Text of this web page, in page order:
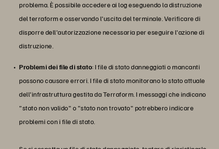
problema. È possibile accedere ai log eseguendo la distruzione
del terraform e osservando l'uscita del terminale. Verificare di
disporre dell'autorizzazione necessaria per eseguire l'azione di
distruzione.
Problemi dei file di stato: I file di stato danneggiati o mancanti
possono causare errori. I file di stato monitorano lo stato attuale
dell'infrastruttura gestita da Terraform. I messaggi che indicano
"stato non valido" o "stato non trovato" potrebbero indicare
problemi con i file di stato.